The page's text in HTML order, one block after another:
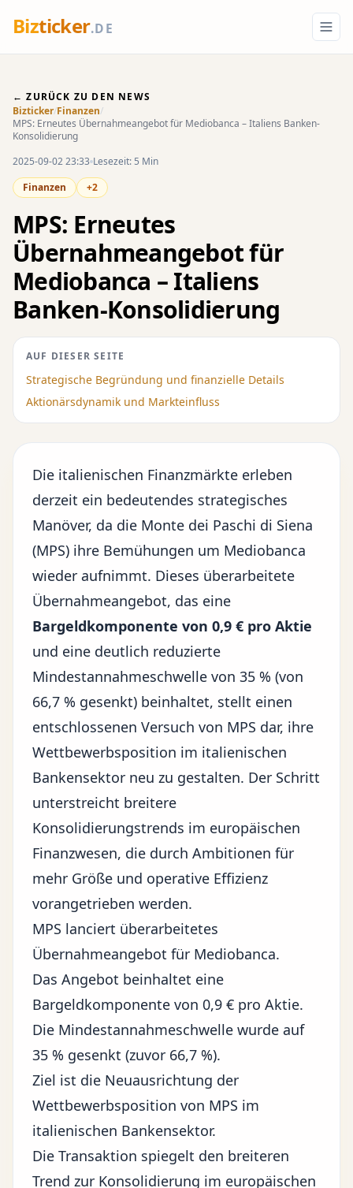
Bizticker.DE
← ZURÜCK ZU DEN NEWS
Bizticker/Finanzen/
MPS: Erneutes Übernahmeangebot für Mediobanca – Italiens Banken-
Konsolidierung
2025-09-02 23:33 Lesezeit: 5 Min
Finanzen
+2
MPS: Erneutes
Übernahmeangebot für
Mediobanca – Italiens
Banken-Konsolidierung
AUF DIESER SEITE
Strategische Begründung und finanzielle Details
Aktionärsdynamik und Markteinfluss
Die italienischen Finanzmärkte erleben
derzeit ein bedeutendes strategisches
Manöver, da die Monte dei Paschi di Siena
(MPS) ihre Bemühungen um Mediobanca
wieder aufnimmt. Dieses überarbeitete
Übernahmeangebot, das eine
Bargeldkomponente von 0,9 € pro Aktie
und eine deutlich reduzierte
Mindestannahmeschwelle von 35 % (von
66,7 % gesenkt) beinhaltet, stellt einen
entschlossenen Versuch von MPS dar, ihre
Wettbewerbsposition im italienischen
Bankensektor neu zu gestalten. Der Schritt
unterstreicht breitere
Konsolidierungstrends im europäischen
Finanzwesen, die durch Ambitionen für
mehr Größe und operative Effizienz
vorangetrieben werden.
MPS lanciert überarbeitetes
Übernahmeangebot für Mediobanca.
Das Angebot beinhaltet eine
Bargeldkomponente von 0,9 € pro Aktie.
Die Mindestannahmeschwelle wurde auf
35 % gesenkt (zuvor 66,7 %).
Ziel ist die Neuausrichtung der
Wettbewerbsposition von MPS im
italienischen Bankensektor.
Die Transaktion spiegelt den breiteren
Trend zur Konsolidierung im europäischen